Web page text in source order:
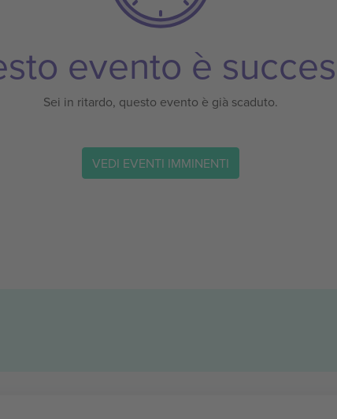
evento è
Sei in ritardo, questo evento è già scaduto.
VEDI EVENTI IMMINENTI